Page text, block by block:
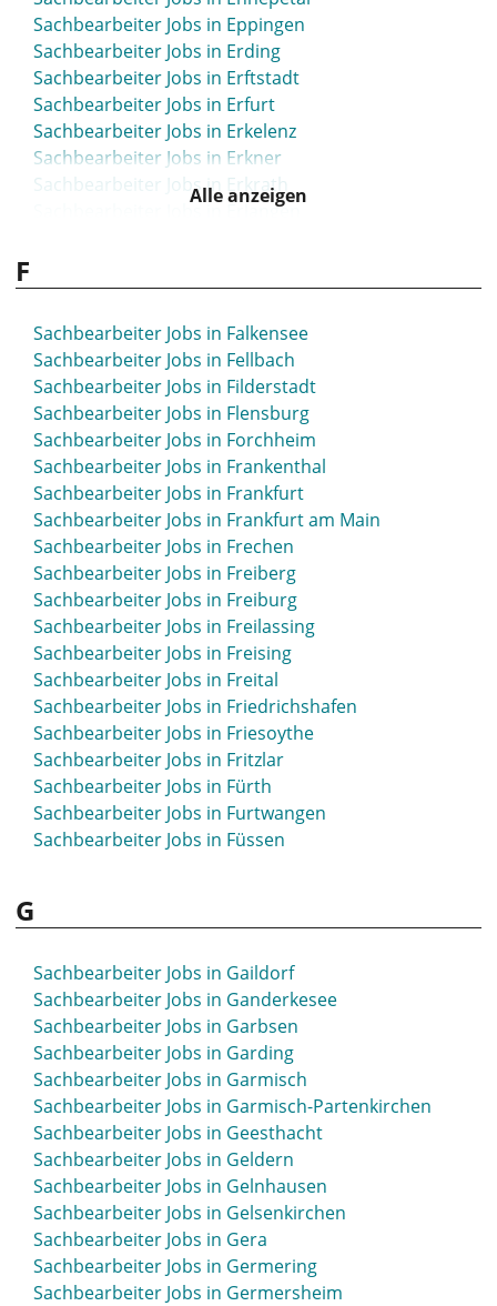
Sachbearbeiter Jobs in Eppingen
Sachbearbeiter Jobs in Erding
Sachbearbeiter Jobs in Erftstadt
Sachbearbeiter Jobs in Erfurt
Sachbearbeiter Jobs in Erkelenz
Sachbearbeiter Jobs in Erkner
Sachbearbeiter Jobs in Erkrath
Sachbearbeiter Jobs in Erlangen
Sachbearbeiter Jobs in Espelkamp
Sachbearbeiter Jobs in Esslingen
Sachbearbeiter Jobs in Ettlingen
Sachbearbeiter Jobs in Euskirchen
Sachbearbeiter Jobs in Eutin
Alle anzeigen
F
Sachbearbeiter Jobs in Falkensee
Sachbearbeiter Jobs in Fellbach
Sachbearbeiter Jobs in Filderstadt
Sachbearbeiter Jobs in Flensburg
Sachbearbeiter Jobs in Forchheim
Sachbearbeiter Jobs in Frankenthal
Sachbearbeiter Jobs in Frankfurt
Sachbearbeiter Jobs in Frankfurt am Main
Sachbearbeiter Jobs in Frechen
Sachbearbeiter Jobs in Freiberg
Sachbearbeiter Jobs in Freiburg
Sachbearbeiter Jobs in Freilassing
Sachbearbeiter Jobs in Freising
Sachbearbeiter Jobs in Freital
Sachbearbeiter Jobs in Friedrichshafen
Sachbearbeiter Jobs in Friesoythe
Sachbearbeiter Jobs in Fritzlar
Sachbearbeiter Jobs in Fürth
Sachbearbeiter Jobs in Furtwangen
Sachbearbeiter Jobs in Füssen
G
Sachbearbeiter Jobs in Gaildorf
Sachbearbeiter Jobs in Ganderkesee
Sachbearbeiter Jobs in Garbsen
Sachbearbeiter Jobs in Garding
Sachbearbeiter Jobs in Garmisch
Sachbearbeiter Jobs in Garmisch-Partenkirchen
Sachbearbeiter Jobs in Geesthacht
Sachbearbeiter Jobs in Geldern
Sachbearbeiter Jobs in Gelnhausen
Sachbearbeiter Jobs in Gelsenkirchen
Sachbearbeiter Jobs in Gera
Sachbearbeiter Jobs in Germering
Sachbearbeiter Jobs in Germersheim